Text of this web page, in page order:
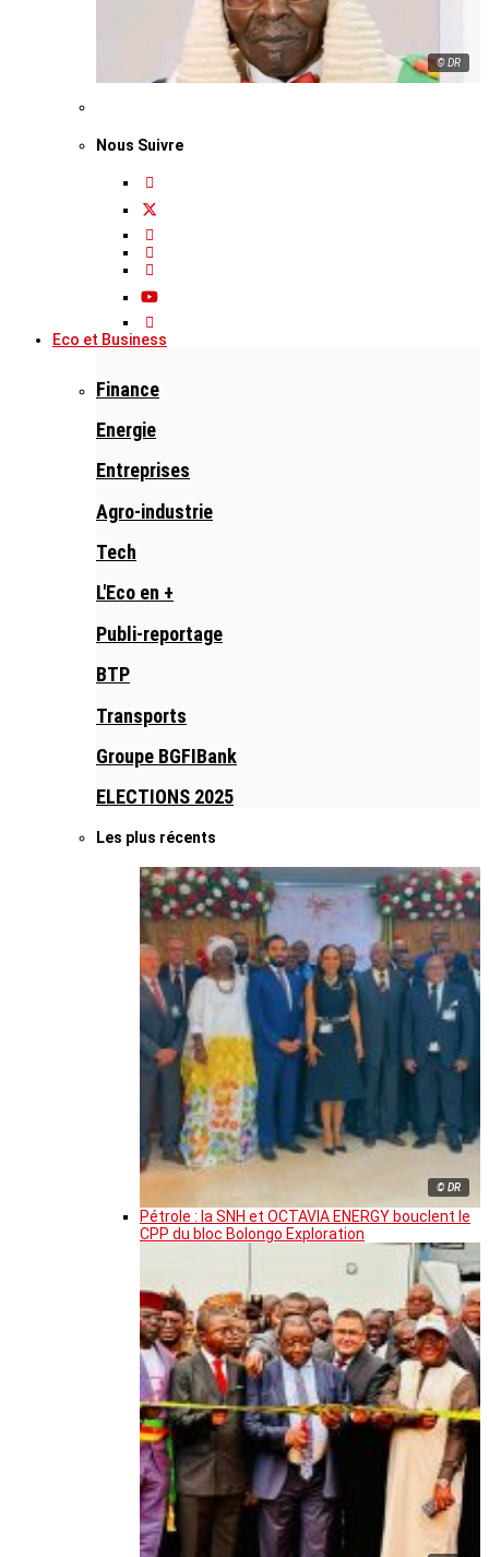
© DR
Nous Suivre
Eco et Business
Finance
Energie
Entreprises
Agro-industrie
Tech
L'Eco en +
Publi-reportage
BTP
Transports
Groupe BGFIBank
ELECTIONS 2025
Les plus récents
© DR
Pétrole : la SNH et OCTAVIA ENERGY bouclent le
CPP du bloc Bolongo Exploration